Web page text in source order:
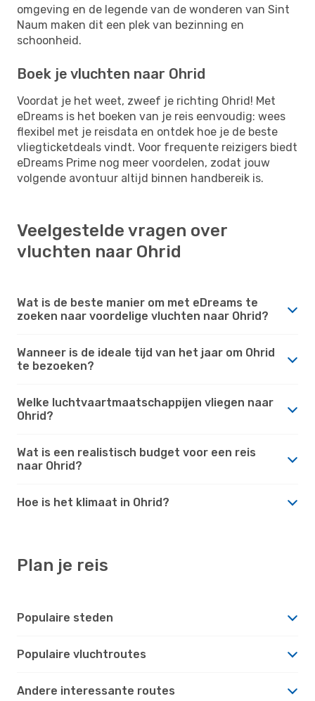
omgeving en de legende van de wonderen van Sint
Naum maken dit een plek van bezinning en
schoonheid.
Boek je vluchten naar Ohrid
Voordat je het weet, zweef je richting Ohrid! Met
eDreams is het boeken van je reis eenvoudig: wees
flexibel met je reisdata en ontdek hoe je de beste
vliegticketdeals vindt. Voor frequente reizigers biedt
eDreams Prime nog meer voordelen, zodat jouw
volgende avontuur altijd binnen handbereik is.
Veelgestelde vragen over
vluchten naar Ohrid
Wat is de beste manier om met eDreams te
zoeken naar voordelige vluchten naar Ohrid?
Wanneer is de ideale tijd van het jaar om Ohrid
te bezoeken?
Welke luchtvaartmaatschappijen vliegen naar
Ohrid?
Wat is een realistisch budget voor een reis
naar Ohrid?
Hoe is het klimaat in Ohrid?
Plan je reis
Populaire steden
Populaire vluchtroutes
Andere interessante routes